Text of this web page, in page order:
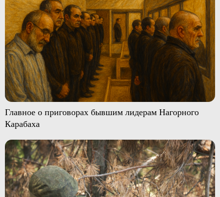
Главное о приговорах бывшим лидерам Нагорного
Карабаха